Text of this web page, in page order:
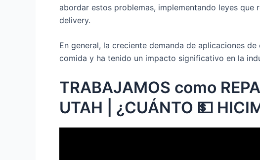
abordar estos problemas, implementando leyes
delivery.
En general, la creciente demanda de aplicaciones
comida y ha tenido un impacto significativo en la
TRABAJAMOS como
UTAH | ¿CUÁNTO 💵